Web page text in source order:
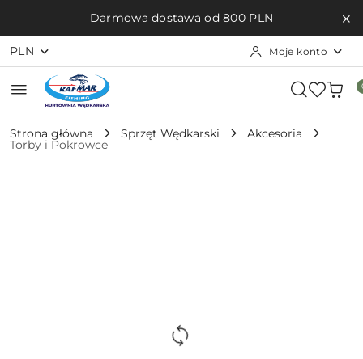
Przejdź do treści głównej
Przejdź do wyszukiwarki
Przejdź do moje konto
Przejdź do menu głównego
Przejdź do opisu produktu
Przejdź do stopkiDarmowa dostawa od 800 PLN
PLN Moje konto
Strona główna Sprzęt Wędkarski Akcesoria
Torby i Pokrowce